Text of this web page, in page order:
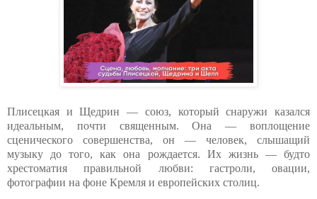
Плисецкая и Щедрин — союз, который снаружи казался
идеальным, почти священным. Она — воплощение
сценического совершенства, он — человек, слышащий
музыку до того, как она рождается. Их жизнь — будто
хрестоматия правильной любви: гастроли, овации,
фотографии на фоне Кремля и европейских столиц.